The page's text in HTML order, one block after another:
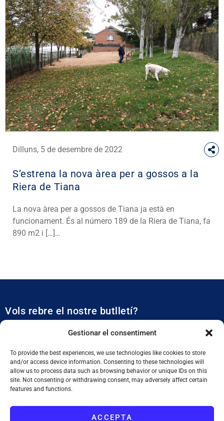
Gestionar el consentiment
To provide the best experiences, we use technologies like cookies to store
and/or access device information. Consenting to these technologies will
allow us to process data such as browsing behavior or unique IDs on this
site. Not consenting or withdrawing consent, may adversely affect certain
features and functions.
ACCEPTA
Dilluns, 5 de desembre de 2022
S’estrena la nova àrea per a gossos a la
Riera de Tiana
La nova àrea per a gossos de Tiana ja està en
funcionament. És al número 189 de la Riera de Tiana, fa
890 m2 i […]…
Vols rebre el nostre butlletí?